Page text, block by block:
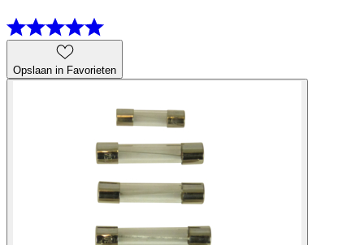
Opslaan in Favorieten